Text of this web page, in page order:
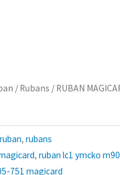
/ Rubans / RUBAN
ruban, rubans
, ruban lc1 ymcko
751 magicard